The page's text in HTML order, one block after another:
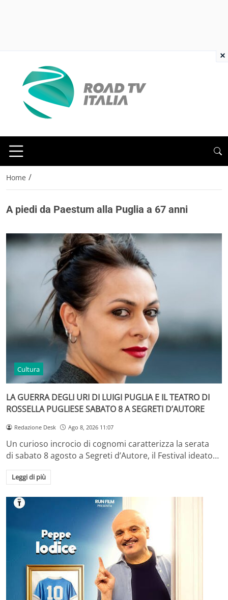
Home /
A piedi da Paestum alla Puglia a 67 anni
Cultura
LA GUERRA DEGLI URI DI LUIGI PUGLIA E IL TEATRO DI
ROSSELLA PUGLIESE SABATO 8 A SEGRETI D’AUTORE
Redazione Desk Ago 8, 2026 11:07
Un curioso incrocio di cognomi caratterizza la serata
di sabato 8 agosto a Segreti d’Autore, il Festival ideato…
Leggi di più
×